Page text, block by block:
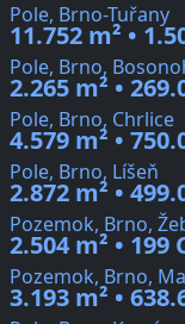
Pole, Brno-Tuřany
11.752 m² •
Pole, Brno,
2.265 m² •
Pole, Brno, Chrlice
4.579 m² •
Pole, Brno, Líšeň
2.872 m² •
Pozemok, Brno,
2.504 m² • 199
Pozemok, Brno,
3.193 m² •